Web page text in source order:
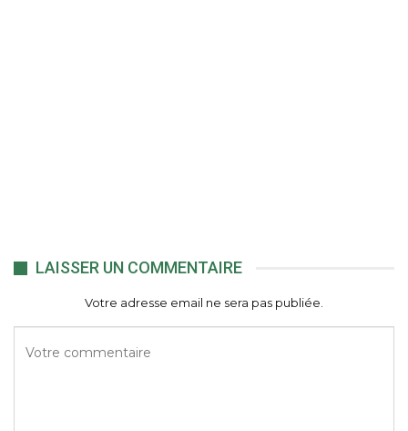
LAISSER UN COMMENTAIRE
Votre adresse email ne sera pas publiée.